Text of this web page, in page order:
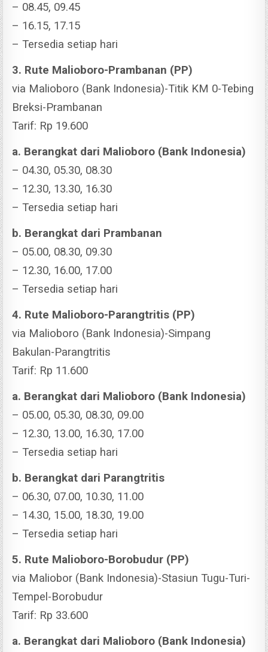
– 08.45, 09.45
– 16.15, 17.15
– Tersedia setiap hari
3. Rute Malioboro-Prambanan (PP)
via Malioboro (Bank Indonesia)-Titik KM 0-Tebing
Breksi-Prambanan
Tarif: Rp 19.600
a. Berangkat dari Malioboro (Bank Indonesia)
– 04.30, 05.30, 08.30
– 12.30, 13.30, 16.30
– Tersedia setiap hari
b. Berangkat dari Prambanan
– 05.00, 08.30, 09.30
– 12.30, 16.00, 17.00
– Tersedia setiap hari
4. Rute Malioboro-Parangtritis (PP)
via Malioboro (Bank Indonesia)-Simpang
Bakulan-Parangtritis
Tarif: Rp 11.600
a. Berangkat dari Malioboro (Bank Indonesia)
– 05.00, 05.30, 08.30, 09.00
– 12.30, 13.00, 16.30, 17.00
– Tersedia setiap hari
b. Berangkat dari Parangtritis
– 06.30, 07.00, 10.30, 11.00
– 14.30, 15.00, 18.30, 19.00
– Tersedia setiap hari
5. Rute Malioboro-Borobudur (PP)
via Maliobor (Bank Indonesia)-Stasiun Tugu-Turi-
Tempel-Borobudur
Tarif: Rp 33.600
a. Berangkat dari Malioboro (Bank Indonesia)